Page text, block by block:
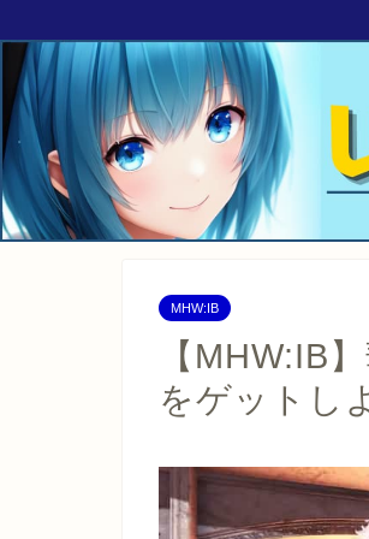
MHW:IB
【MHW:IB
をゲットし